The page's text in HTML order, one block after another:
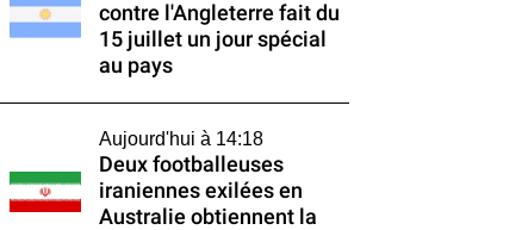
contre l'Angleterre fait du
15 juillet un jour spécial
au pays
Aujourd'hui à 14:18
Deux footballeuses
iraniennes exilées en
Australie obtiennent la